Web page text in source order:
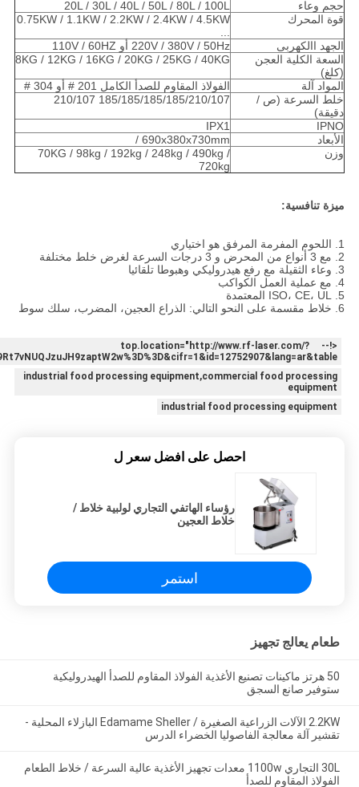
حجم وعاء
20L / 30L / 40L / 50L / 80L / 100L
قوة المحرك
0.75KW / 1.1KW / 2.2KW / 2.4KW / 4.5KW
...
الجهد االكهربى
220V / 380V / 50Hz أو 110V / 60HZ
السعة الكلية العجن
(كلغ)
8KG / 12KG / 16KG / 20KG / 25KG / 40KG
المواد آلة
الفولاذ المقاوم للصدأ الكامل 201 # أو 304 #
خلط السرعة (ص /
دقيقة)
185/185/185/185/210/107 210/107
IPNO
IPX1
الأبعاد
690x380x730mm /
وزن
70KG / 98kg / 192kg / 248kg / 490kg /
720kg
ميزة تنافسية:
1. اللحوم المفرمة المرفق هو اختياري
2. مع 3 أنواع من المحرض و 3 درجات السرعة لغرض خلط مختلفة
3. وعاء الثقيلة مع رفع هيدروليكي وهبوطا تلقائيا
4. مع عملية العمل الكواكب
5. ISO، CE، UL المعتمدة
6. خلاط مقسمة على النحو التالي: الذراع العجين، المضرب، سلك سوط
<!-- top.location="http://www.rf-laser.com/?
industrial food processing equipment,commercial food processing
equipment
industrial food processing equipment
احصل على افضل سعر ل
رؤساء الهاتفي التجاري لولبية خلاط /
خلاط العجين
استمر
طعام يعالج تجهيز
50 هرتز ماكينات تصنيع الأغذية الفولاذ المقاوم للصدأ الهيدروليكية
ستوفير صانع السجق
2.2KW الآلات الزراعية الصغيرة / Edamame Sheller البازلاء المحلية -
تقشير آلة معالجة الفاصوليا الخضراء الدرس
30L التجاري 1100w معدات تجهيز الأغذية عالية السرعة / خلاط الطعام
الفولاذ المقاوم للصدأ